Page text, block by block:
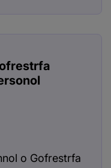
o Gofrestrfa